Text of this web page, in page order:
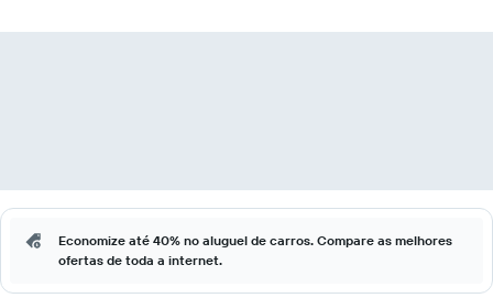
Economize até 40% no aluguel de carros. Compare as melhores
ofertas de toda a internet.